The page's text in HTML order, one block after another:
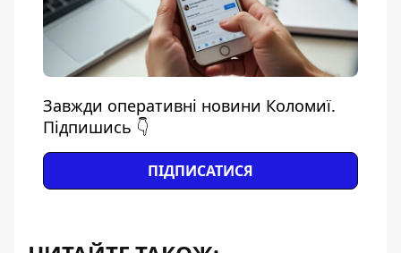
Завжди оперативні новини Коломиї.
Підпишись 👇
ПІДПИСАТИСЯ